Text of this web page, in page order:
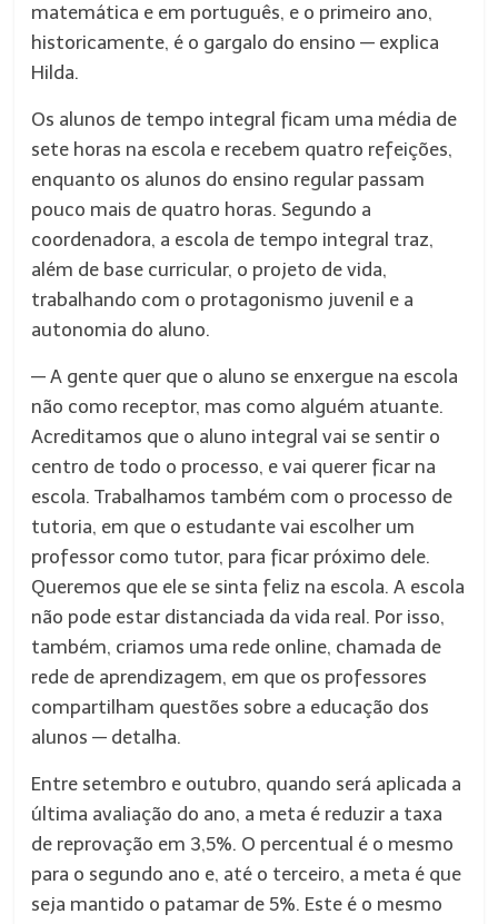
matemática e em português, e o primeiro ano,
historicamente, é o gargalo do ensino — explica
Hilda.
Os alunos de tempo integral ficam uma média de
sete horas na escola e recebem quatro refeições,
enquanto os alunos do ensino regular passam
pouco mais de quatro horas. Segundo a
coordenadora, a escola de tempo integral traz,
além de base curricular, o projeto de vida,
trabalhando com o protagonismo juvenil e a
autonomia do aluno.
— A gente quer que o aluno se enxergue na escola
não como receptor, mas como alguém atuante.
Acreditamos que o aluno integral vai se sentir o
centro de todo o processo, e vai querer ficar na
escola. Trabalhamos também com o processo de
tutoria, em que o estudante vai escolher um
professor como tutor, para ficar próximo dele.
Queremos que ele se sinta feliz na escola. A escola
não pode estar distanciada da vida real. Por isso,
também, criamos uma rede online, chamada de
rede de aprendizagem, em que os professores
compartilham questões sobre a educação dos
alunos — detalha.
Entre setembro e outubro, quando será aplicada a
última avaliação do ano, a meta é reduzir a taxa
de reprovação em 3,5%. O percentual é o mesmo
para o segundo ano e, até o terceiro, a meta é que
seja mantido o patamar de 5%. Este é o mesmo